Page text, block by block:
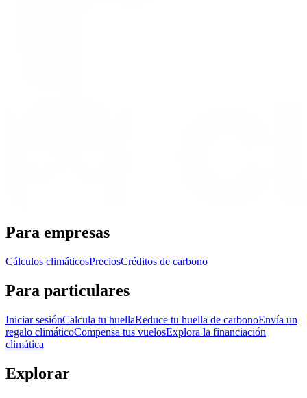
Para empresas
Cálculos climáticosPreciosCréditos de carbono
Para particulares
Iniciar sesiónCalcula tu huellaReduce tu huella de carbonoEnvía un
regalo climáticoCompensa tus vuelosExplora la financiación
climática
Explorar